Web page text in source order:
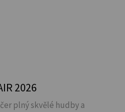
2026
plný skvělé hudby a